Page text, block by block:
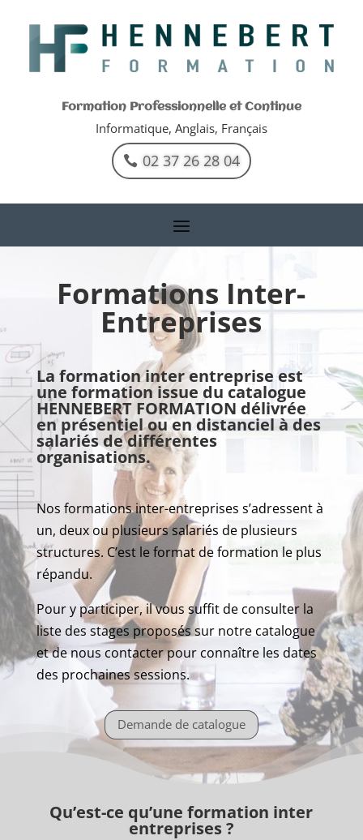
Formation Professionnelle et Continue
Informatique, Anglais, Français
02 37 26 28 04
Formations Inter-
Entreprises
La formation inter entreprise est
une formation issue du catalogue
HENNEBERT FORMATION délivrée
en présentiel ou en distanciel à des
salariés de différentes
organisations.
Nos formations inter-entreprises s’adressent à
un, deux ou plusieurs salariés de plusieurs
structures. C’est le format de formation le plus
répandu.
Pour y participer, il vous suffit de consulter la
liste des stages proposés sur notre catalogue
et de nous contacter pour connaître les dates
des prochaines sessions.
Demande de catalogue
Qu’est-ce qu’une formation inter
entreprises ?